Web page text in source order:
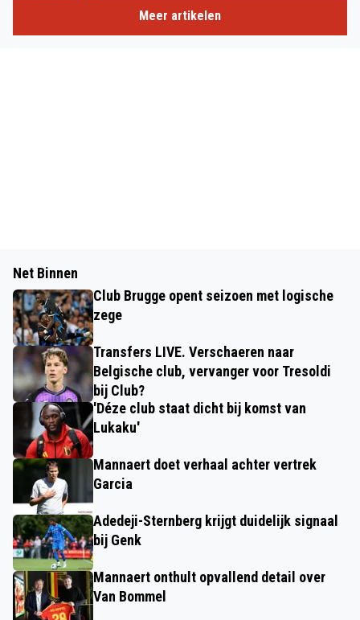
Meer artikelen
Net Binnen
Club Brugge opent seizoen met logische
zege
Transfers LIVE. Verschaeren naar
Belgische club, vervanger voor Tresoldi
bij Club?
'Déze club staat dicht bij komst van
Lukaku'
Mannaert doet verhaal achter vertrek
Garcia
Adedeji-Sternberg krijgt duidelijk signaal
bij Genk
Mannaert onthult opvallend detail over
Van Bommel